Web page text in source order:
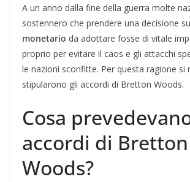
A un anno dalla fine della guerra molte
sostennero che prendere una decisione
monetario da adottare fosse di vitale
proprio per evitare il caos e gli attacchi
le nazioni sconfitte. Per questa ragione si
stipularono gli accordi di Bretton Woods.
Cosa
accordi di Bretton
Woods?